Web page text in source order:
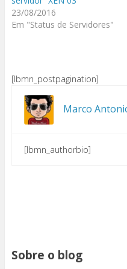
23/08/2016
Em "Status de Servidores"
[lbmn_postpagination]
Marco
[lbmn_authorbio]
Sobre o blog